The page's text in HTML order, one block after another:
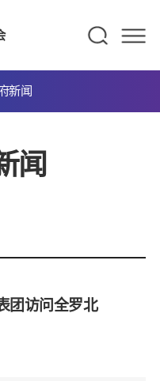
新闻
闻
团访问全罗北